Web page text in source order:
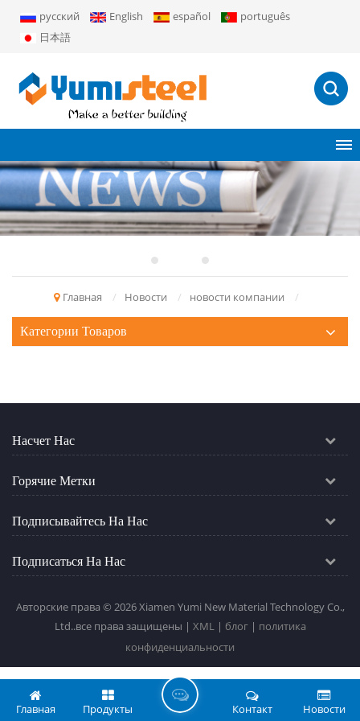
русский English español
português
日本語
Главная / Новости / новости компании /
Категории Товаров
Насчет Нас
Горячие Метки
Подписывайтесь На Нас
Подписаться На Нас
Авторские права © 2026 Xiamen Yumi New Material Technology Co.,
Ltd..все права защищены | XML| блог| политика
конфиденциальности
Главная Продукты Новости
Контакт